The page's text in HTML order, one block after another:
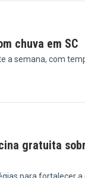
chuva em SC
a semana, com
gratuita